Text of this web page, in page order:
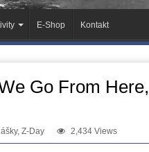
E-Shop Kontakt
Go From
Z-Day 2,434 Views